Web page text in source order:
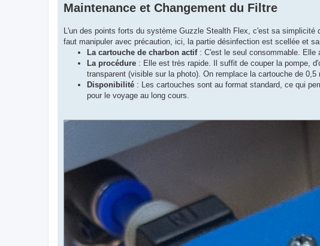
Maintenance et Changement du Filtre
L'un des points forts du système Guzzle Stealth Flex, c'est sa
faut manipuler avec précaution, ici, la partie désinfection est scellée et
La cartouche de charbon actif: C'est le seul consommable. Elle
La procédure : Elle est très rapide. Il suffit de couper la pompe,
transparent (visible sur la photo). On remplace la cartouche de 0,5
Disponibilité : Les cartouches sont au format standard, ce qui
pour le voyage au long cours.